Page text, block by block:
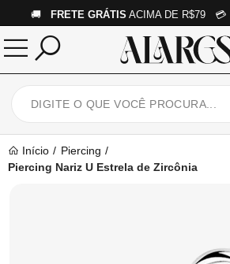
🚚 FRETE GRÁTIS ACIMA DE R$79 💳
Início
Piercing
Piercing Nariz U Estrela de Zircônia